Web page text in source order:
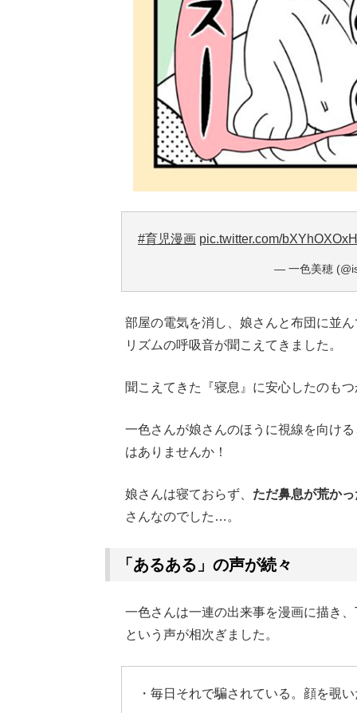
#育児漫画 pic.twitter.com/
— 一色美穂
部屋の電気を消し、娘さんと布団に並
リズムの呼吸音が聞こえてきました。
聞こえてきた『寝息』に安心したのも
一色さんが娘さんのほうに視線を向け
はありませんか！
娘さんは寝ておらず、 ただ鼻息が荒か
さんなのでした…。
「あるある」の声が続々
一色さんは一連の出来事を漫画に描き
という声が相次ぎました。
・毎日それで騙されている。顔を覗